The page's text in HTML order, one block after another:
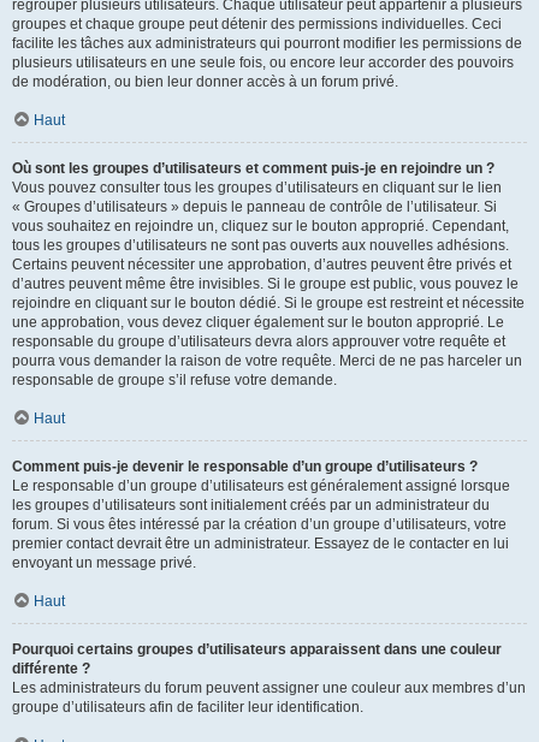
regrouper plusieurs utilisateurs. Chaque utilisateur peut appartenir à plusieurs
groupes et chaque groupe peut détenir des permissions individuelles. Ceci
facilite les tâches aux administrateurs qui pourront modifier les permissions de
plusieurs utilisateurs en une seule fois, ou encore leur accorder des pouvoirs
de modération, ou bien leur donner accès à un forum privé.
Haut
Où sont les groupes d’utilisateurs et comment puis-je en rejoindre un ?
Vous pouvez consulter tous les groupes d’utilisateurs en cliquant sur le lien
« Groupes d’utilisateurs » depuis le panneau de contrôle de l’utilisateur. Si
vous souhaitez en rejoindre un, cliquez sur le bouton approprié. Cependant,
tous les groupes d’utilisateurs ne sont pas ouverts aux nouvelles adhésions.
Certains peuvent nécessiter une approbation, d’autres peuvent être privés et
d’autres peuvent même être invisibles. Si le groupe est public, vous pouvez le
rejoindre en cliquant sur le bouton dédié. Si le groupe est restreint et nécessite
une approbation, vous devez cliquer également sur le bouton approprié. Le
responsable du groupe d’utilisateurs devra alors approuver votre requête et
pourra vous demander la raison de votre requête. Merci de ne pas harceler un
responsable de groupe s’il refuse votre demande.
Haut
Comment puis-je devenir le responsable d’un groupe d’utilisateurs ?
Le responsable d’un groupe d’utilisateurs est généralement assigné lorsque
les groupes d’utilisateurs sont initialement créés par un administrateur du
forum. Si vous êtes intéressé par la création d’un groupe d’utilisateurs, votre
premier contact devrait être un administrateur. Essayez de le contacter en lui
envoyant un message privé.
Haut
Pourquoi certains groupes d’utilisateurs apparaissent dans une couleur
différente ?
Les administrateurs du forum peuvent assigner une couleur aux membres d’un
groupe d’utilisateurs afin de faciliter leur identification.